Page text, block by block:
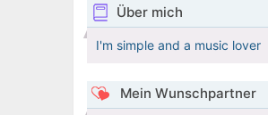
Über mich
I'm simple and a music lover
Mein Wunschpartner